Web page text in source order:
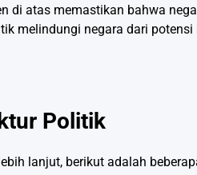
di atas memastikan bahwa
melindungi negara dari
Politik
lanjut, berikut adalah